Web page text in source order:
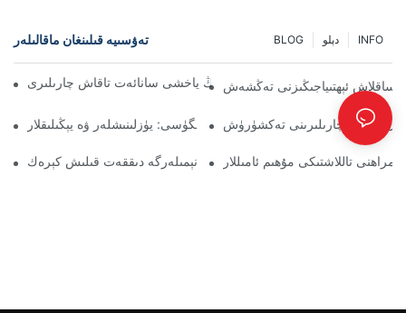
تەۋسىيە قىلىنغان ماقالىلەر INFO دېلو BLOG
ئامبار باشقۇرۇش ئۈچۈن ئەڭ ياخشى سانائەت تاقاش چارىلىرى
ساقلاش ئېھتىياجىڭىزنى تەڭشەش
پالتا تاقاش چارىلىرىنىڭ كەلگۈسى: يۈزلىنىشلەر ۋە يېڭىلىقلار
قىلىش چارىلىرىنى تەكشۈرۈش
ئامبار جازىسى تەمىنلىگۈچىلىرى: نېمىلەرگە دىققەت قىلىش كېرەك
تاللاشتىكى مۇھىم ئامىللار